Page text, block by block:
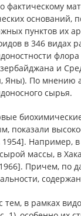
фактическому
пунктов их
в 346 видах
и
По мнению
сырья.
показали
1954]. Например,
массы, в
Причем, по
тем, в рамках